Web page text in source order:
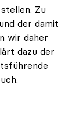
Zu
der damit
wir daher
dazu der
Bestellung